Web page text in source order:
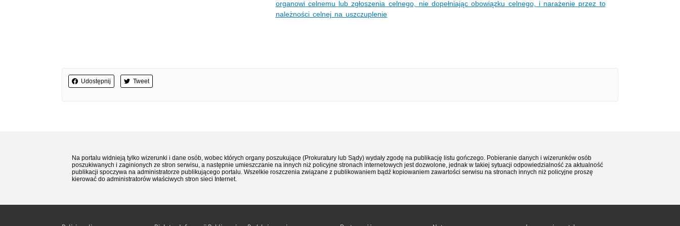
organowi celnemu lub zgłoszenia celnego, nie dopełniając obowiązku celnego, i narażenie przez to
należności celnej na uszczuplenie
Udostępnij Tweet
Na portalu widnieją tylko wizerunki i dane osób, wobec których organy poszukujące (Prokuratury lub Sądy) wydały zgodę na publikację listu gończego. Pobieranie danych i wizerunków osób
poszukiwanych i zaginionych ze stron serwisu, a następnie umieszczanie na innych niż policyjne stronach internetowych jest dozwolone, jednak w takiej sytuacji odpowiedzialność za aktualność
publikacji spoczywa na administratorze publikującego portalu. Wszelkie roszczenia związane z publikowaniem bądź kopiowaniem zawartości serwisu na stronach innych niż policyjne proszę
kierować do administratorów właściwych stron sieci Internet.